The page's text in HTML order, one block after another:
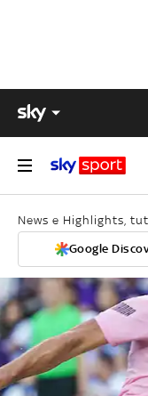
News e Highlights,
Google